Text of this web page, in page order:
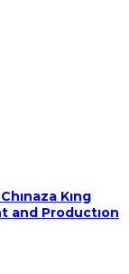
Kıng
and Productıon